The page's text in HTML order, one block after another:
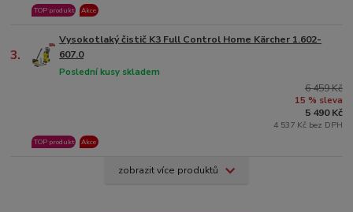
TOP produkt Akce
3.
Vysokotlaký čistič K3 Full Control Home Kärcher 1.602-
607.0
Poslední kusy skladem
TOP produkt Akce
6 459 Kč
15 % sleva
5 490 Kč
4 537 Kč bez DPH
zobrazit více produktů